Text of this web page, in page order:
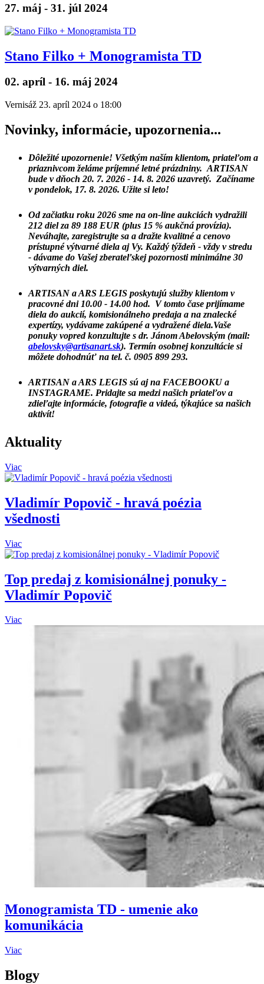
27. máj - 31. júl 2024
Stano Filko + Monogramista TD
02. apríl - 16. máj 2024
Vernisáž 23. apríl 2024 o 18:00
Novinky, informácie, upozornenia...
Dôležité upozornenie! Všetkým naším klientom, priateľom a
priaznivcom želáme príjemné letné prázdniny. ARTISAN
bude v dňoch 20. 7. 2026 - 14. 8. 2026 uzavretý. Začíname
v pondelok, 17. 8. 2026. Užite si leto!
Od začiatku roku 2026 sme na on-line aukciách vydražili
212 diel za 89 188 EUR (plus 15 % aukčná provízia).
Neváhajte, zaregistrujte sa a dražte kvalitné a cenovo
prístupné výtvarné diela aj Vy. Každý týždeň - vždy v stredu
- dávame do Vašej zberateľskej pozornosti minimálne 30
výtvarných diel.
ARTISAN aARS LEGIS poskytujú služby klientom v
pracovné dni 10.00 - 14.00 hod. V tomto čase prijímame
diela do aukcií, komisionálneho predaja a na znalecké
expertízy, vydávame zakúpené a vydražené diela.Vaše
ponuky vopred konzultujte s dr. Jánom Abelovským (mail:
abelovsky@artisanart.sk). Termín osobnej konzultácie si
môžete dohodnúť na tel. č. 0905 899 293.
ARTISAN aARS LEGIS sú aj na FACEBOOKUa
INSTAGRAME. Pridajte sa medzi našich priateľov a
zdieľajte informácie, fotografie a videá, týkajúce sa našich
aktivít!
Aktuality
Viac
Vladimír Popovič - hravá poézia
všednosti
Viac
Top predaj z komisionálnej ponuky -
Vladimír Popovič
Viac
Monogramista TD - umenie ako
komunikácia
Viac
Blogy